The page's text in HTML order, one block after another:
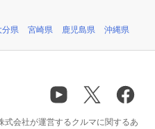
分県 宮崎県 鹿児島県 沖縄県
会社が運営するクルマに関するあ